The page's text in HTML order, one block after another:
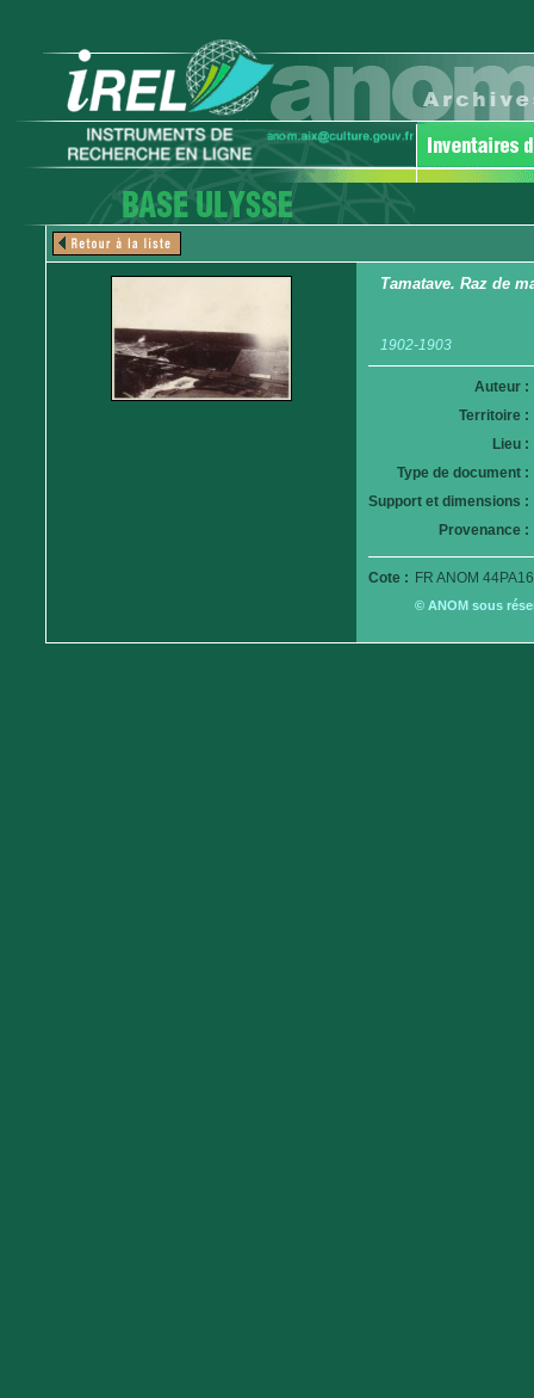
Tamatave. Raz de
1902-1903
Auteur :
Territoire :
Lieu :
Type de document :
Support et dimensions :
Provenance :
Cote : FR ANOM
© ANOM sous